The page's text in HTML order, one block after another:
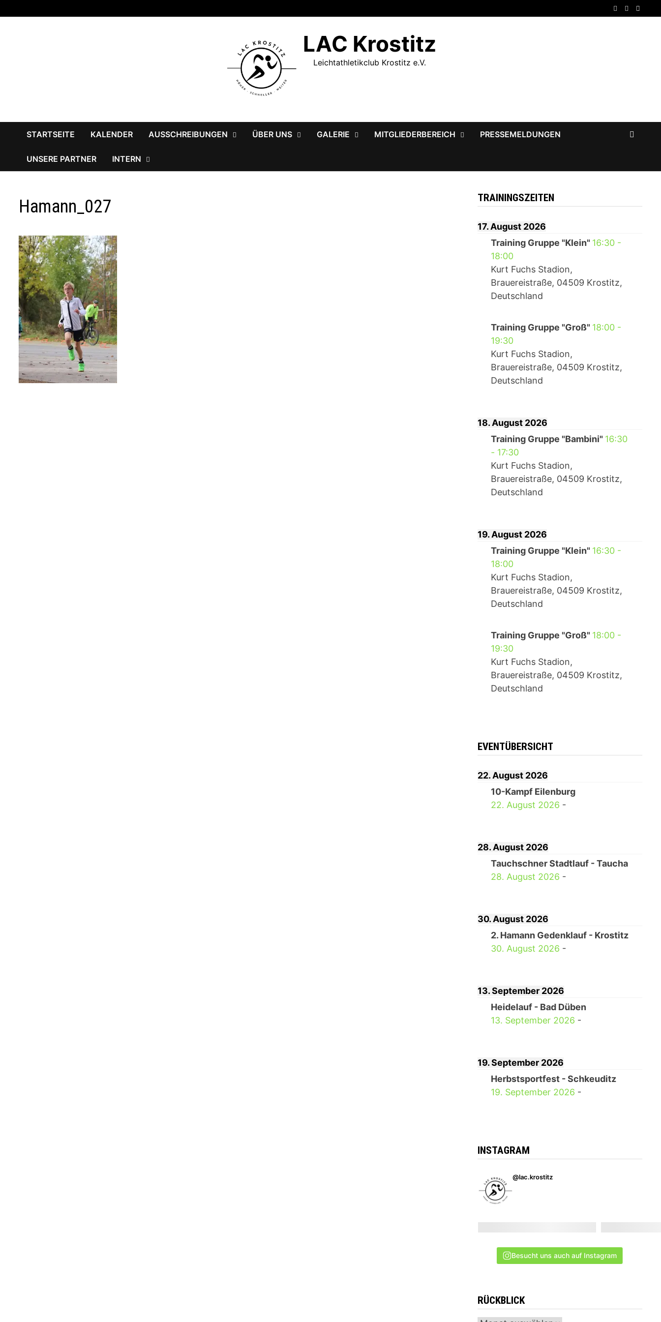
Inhalt
LAC Krostitz
Leichtathletikclub Krostitz e.V.
STARTSEITE KALENDER AUSSCHREIBUNGEN ÜBER UNS GALERIE MITGLIEDERBEREICH PRESSEMELDUNGEN
UNSERE PARTNER INTERN
Hamann_027 TRAININGSZEITEN
17. August 2026
Training Gruppe "Klein" 16:30-
18:00
Kurt Fuchs Stadion,
Brauereistraße, 04509 Krostitz,
Deutschland
Training Gruppe "Groß" 18:00-
19:30
Kurt Fuchs Stadion,
Brauereistraße, 04509 Krostitz,
Deutschland
18. August 2026
Training Gruppe "Bambini" 16:30
- 17:30
Kurt Fuchs Stadion,
Brauereistraße, 04509 Krostitz,
Deutschland
19. August 2026
Training Gruppe "Klein" 16:30-
18:00
Kurt Fuchs Stadion,
Brauereistraße, 04509 Krostitz,
Deutschland
Training Gruppe "Groß" 18:00-
19:30
Kurt Fuchs Stadion,
Brauereistraße, 04509 Krostitz,
Deutschland
EVENTÜBERSICHT
22. August 2026
10-Kampf Eilenburg
22. August 2026 -
28. August 2026
Tauchschner Stadtlauf - Taucha
28. August 2026 -
30. August 2026
2. Hamann Gedenklauf - Krostitz
30. August 2026 -
13. September 2026
Heidelauf - Bad Düben
13. September 2026 -
19. September 2026
Herbstsportfest - Schkeuditz
19. September 2026 -
INSTAGRAM
@lac.krostitz
Besucht uns auch auf Instagram
RÜCKBLICK